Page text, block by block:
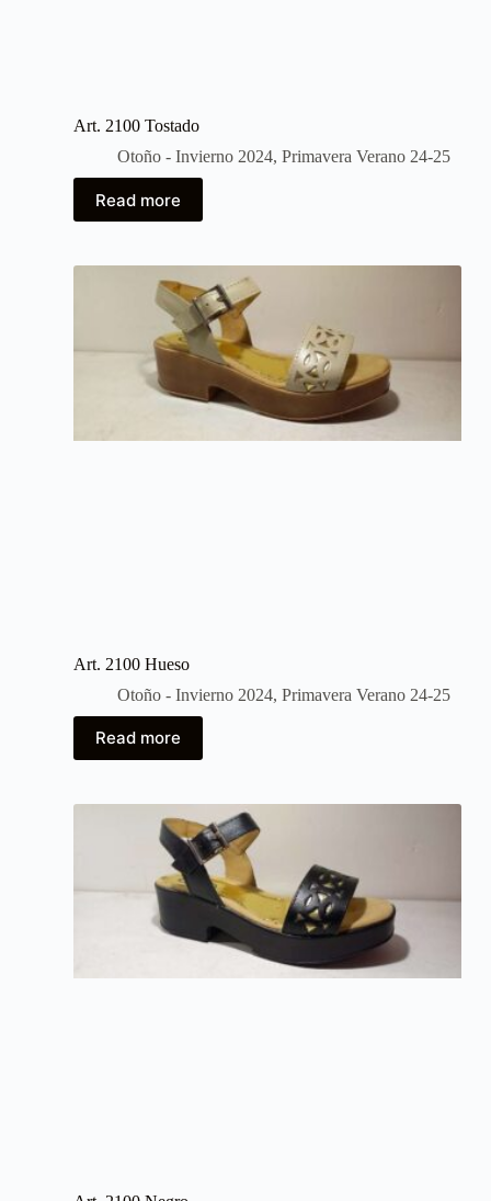
Art. 2100 Tostado
Otoño - Invierno 2024, Primavera Verano 24-25
Read more
Art. 2100 Hueso
Otoño - Invierno 2024, Primavera Verano 24-25
Read more